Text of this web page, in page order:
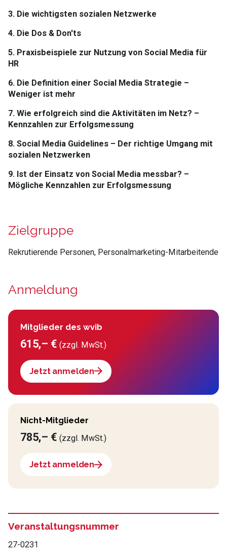
3. Die wichtigsten sozialen Netzwerke
4. Die Dos & Don'ts
5. Praxisbeispiele zur Nutzung von Social Media für
HR
6. Die Definition einer Social Media Strategie –
Weniger ist mehr
7. Wie erfolgreich sind die Aktivitäten im Netz? –
Kennzahlen zur Erfolgsmessung
8. Social Media Guidelines – Der richtige Umgang mit
sozialen Netzwerken
9. Ist der Einsatz von Social Media messbar? –
Mögliche Kennzahlen zur Erfolgsmessung
Zielgruppe
Rekrutierende Personen, Personalmarketing-Mitarbeitende
Anmeldung
Mitglieder des wvib
615,– €(zzgl. MwSt.)
Jetzt anmelden
Nicht-Mitglieder
785,– €(zzgl. MwSt.)
Jetzt anmelden
Veranstaltungsnummer
27-0231